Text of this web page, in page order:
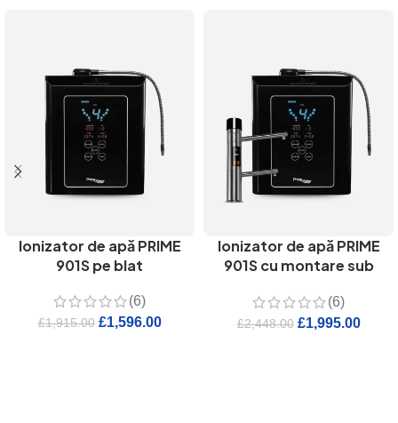
Ionizator de apă PRIME
901S pe blat
(6)
£1,915.00 £1,596.00
Ionizator de apă PRIME
901S cu montare sub
(6)
£2,448.00 £1,995.00